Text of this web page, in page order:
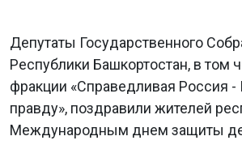
Депутаты Государственного
Республики Башкортостан, в том
фракции «Справедливая Россия
правду», поздравили жителей
Международным днем защиты